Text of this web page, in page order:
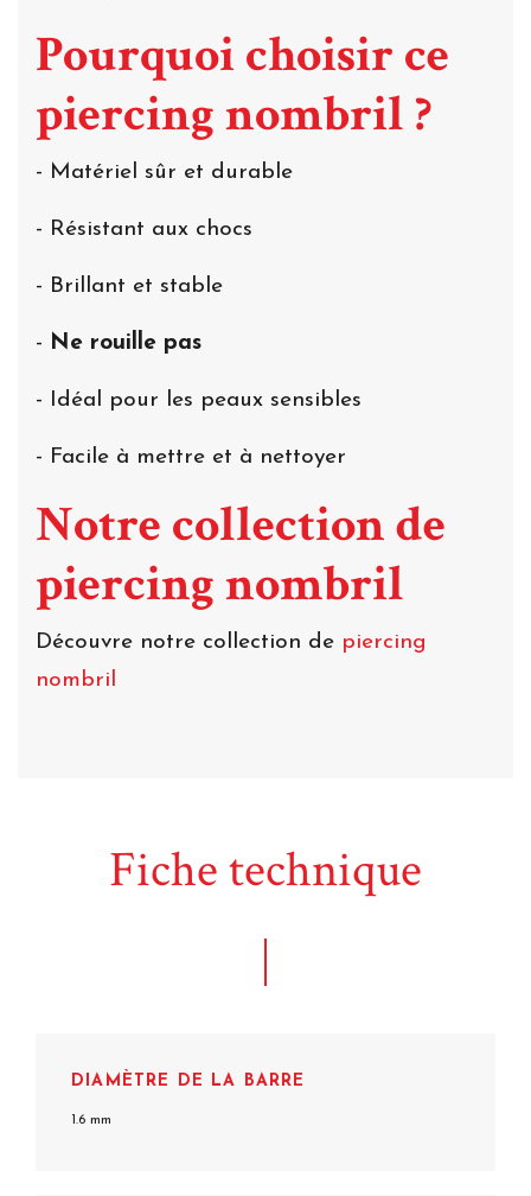
Pourquoi choisir ce
piercing nombril ?
- Matériel sûr et durable
- Résistant aux chocs
- Brillant et stable
- Ne rouille pas
- Idéal pour les peaux sensibles
- Facile à mettre et à nettoyer
Notre collection de
piercing nombril
Découvre notre collection de piercing
nombril
Fiche technique
DIAMÈTRE DE LA BARRE
1.6 mm